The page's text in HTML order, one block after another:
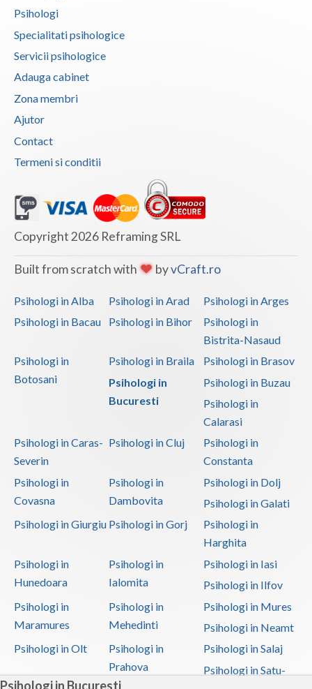
Psihologi in Bucuresti
Psihologi
Specialitati psihologice
Servicii psihologice
Adauga cabinet
Zona membri
Ajutor
Contact
Termeni si conditii
Copyright 2026 Reframing SRL
Built from scratch with byvCraft.ro
Psihologi in Alba Psihologi in Arad
Psihologi in Arges
Psihologi in Bacau
Psihologi in Bihor
Psihologi in
Bistrita-Nasaud
Psihologi in
Botosani
Psihologi in Braila
Psihologi in Brasov
Psihologi in
Bucuresti
Psihologi in Buzau
Psihologi in
Calarasi
Psihologi in Caras-
Severin
Psihologi in Cluj
Psihologi in
Constanta
Psihologi in
Covasna
Psihologi in
Dambovita
Psihologi in Dolj
Psihologi in Galati
Psihologi in Giurgiu Psihologi in Gorj
Psihologi in
Harghita
Psihologi in
Hunedoara
Psihologi in
Ialomita
Psihologi in Iasi
Psihologi in Ilfov
Psihologi in
Maramures
Psihologi in
Mehedinti
Psihologi in Mures
Psihologi in Neamt
Psihologi in Olt
Psihologi in
Prahova
Psihologi in Salaj
Psihologi in Satu-